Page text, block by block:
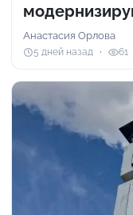
Анастасия Орлова
5 дней назад 61